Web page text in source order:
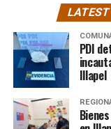
LATEST
PDI
Illapel